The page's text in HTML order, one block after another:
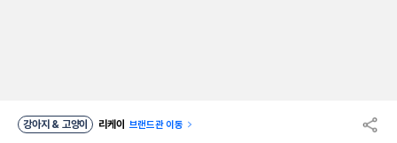
강아지 & 고양이 리케이 브랜드관 이동